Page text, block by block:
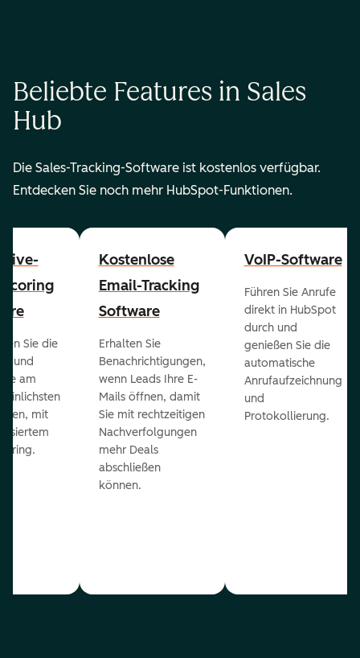
Beliebte Features in Sales
Hub
Die Sales-Tracking-Software ist kostenlos verfügbar.
Entdecken Sie noch mehr HubSpot-Funktionen.
Sie die
und
am
mit
Kostenlose
Email-Tracking
Software
Erhalten Sie
Benachrichtigungen,
wenn Leads Ihre E-
Mails öffnen, damit
Sie mit rechtzeitigen
Nachverfolgungen
mehr Deals
abschließen
können.
VoIP-Software
Führen Sie Anrufe
direkt in HubSpot
durch und
genießen Sie die
automatische
Anrufaufzeichnung
und
Protokollierung.